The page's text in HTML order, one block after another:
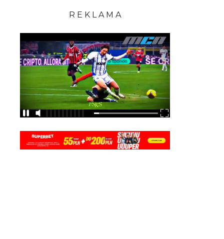
R E K L A M A